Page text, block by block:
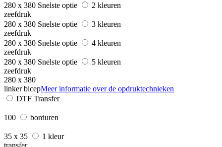
280 x 380 Snelste optie
2 kleuren
zeefdruk
280 x 380 Snelste optie
3 kleuren
zeefdruk
280 x 380 Snelste optie
4 kleuren
zeefdruk
280 x 380 Snelste optie
5 kleuren
zeefdruk
280 x 380
linker bicepMeer informatie over de opdruktechnieken
DTF Transfer
100 borduren
35 x 35
1 kleur
transfer